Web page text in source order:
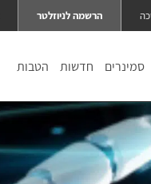
הרשמה לניוזלטר
סמינרים חדשות הטבות